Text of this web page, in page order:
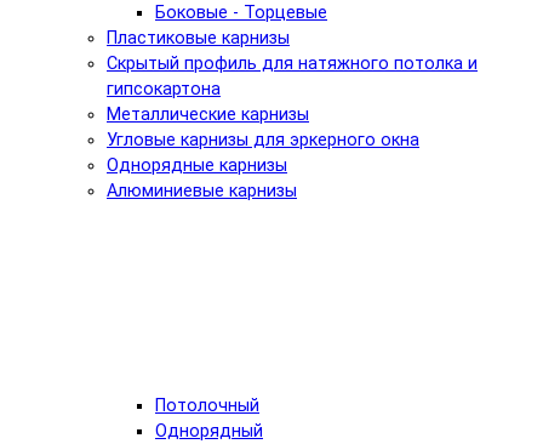
Боковые - Торцевые
Пластиковые карнизы
Скрытый профиль для натяжного потолка и
гипсокартона
Металлические карнизы
Угловые карнизы для эркерного окна
Однорядные карнизы
Алюминиевые карнизы
Потолочный
Однорядный